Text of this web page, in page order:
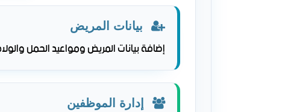
بيانات المريض
إضافة بيانات المريض ومواعيد الحمل
إدارة الموظفين